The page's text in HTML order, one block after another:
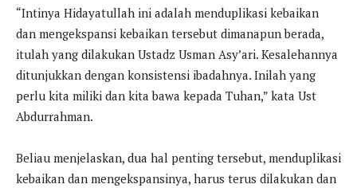
“Intinya Hidayatullah ini adalah menduplikasi kebaikan
dan mengekspansi kebaikan tersebut dimanapun berada,
itulah yang dilakukan Ustadz Usman Asy’ari. Kesalehannya
ditunjukkan dengan konsistensi ibadahnya. Inilah yang
perlu kita miliki dan kita bawa kepada Tuhan,” kata Ust
Abdurrahman.
Beliau menjelaskan, dua hal penting tersebut, menduplikasi
kebaikan dan mengekspansinya, harus terus dilakukan dan